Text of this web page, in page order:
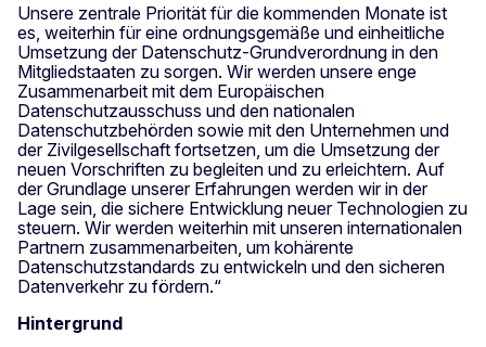
Unsere zentrale Priorität für die kommenden Monate ist
es, weiterhin für eine ordnungsgemäße und einheitliche
Umsetzung der Datenschutz-Grundverordnung in den
Mitgliedstaaten zu sorgen. Wir werden unsere enge
Zusammenarbeit mit dem Europäischen
Datenschutzausschuss und den nationalen
Datenschutzbehörden sowie mit den Unternehmen und
der Zivilgesellschaft fortsetzen, um die Umsetzung der
neuen Vorschriften zu begleiten und zu erleichtern. Auf
der Grundlage unserer Erfahrungen werden wir in der
Lage sein, die sichere Entwicklung neuer Technologien zu
steuern. Wir werden weiterhin mit unseren internationalen
Partnern zusammenarbeiten, um kohärente
Datenschutzstandards zu entwickeln und den sicheren
Datenverkehr zu fördern.“
Hintergrund